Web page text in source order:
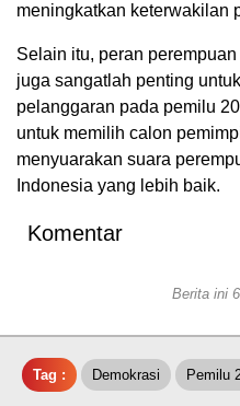
meningkatkan keterwakilan
Selain itu, peran
juga sangatlah penting
pelanggaran pada pemilu
untuk memilih calon
menyuarakan suara
Indonesia yang lebih baik.
Komentar
Berita ini
Tag : Demokrasi Pemilu